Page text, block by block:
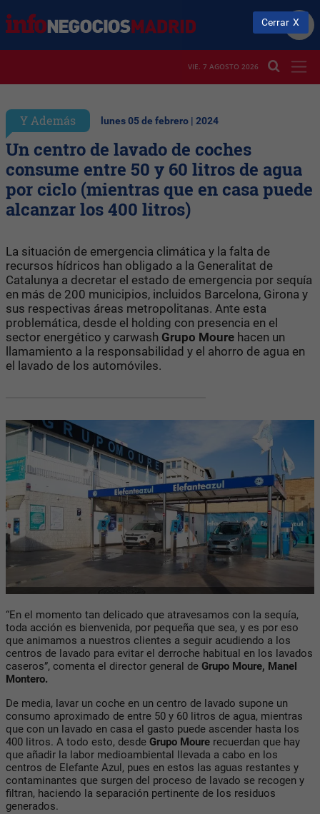
VIE. 7 AGOSTO 2026
Y Además lunes 05 de febrero | 2024
Un centro de lavado de coches
consume entre 50 y 60 litros de agua
por ciclo (mientras que en casa puede
alcanzar los 400 litros)
La situación de emergencia climática y la falta de
recursos hídricos han obligado a la Generalitat de
Catalunya a decretar el estado de emergencia por sequía
en más de 200 municipios, incluidos Barcelona, Girona y
sus respectivas áreas metropolitanas. Ante esta
problemática, desde el holding con presencia en el
sector energético y carwash Grupo Moure hacen un
llamamiento a la responsabilidad y el ahorro de agua en
el lavado de los automóviles.
“En el momento tan delicado que atravesamos con la sequía,
toda acción es bienvenida, por pequeña que sea, y es por eso
que animamos a nuestros clientes a seguir acudiendo a los
centros de lavado para evitar el derroche habitual en los lavados
caseros”, comenta el director general de Grupo Moure, Manel
Montero.
De media, lavar un coche en un centro de lavado supone un
consumo aproximado de entre 50 y 60 litros de agua, mientras
que con un lavado en casa el gasto puede ascender hasta los
400 litros. A todo esto, desde Grupo Moure recuerdan que hay
que añadir la labor medioambiental llevada a cabo en los
centros de Elefante Azul, pues en estos las aguas restantes y
contaminantes que surgen del proceso de lavado se recogen y
filtran, haciendo la separación pertinente de los residuos
generados.
Cerrar